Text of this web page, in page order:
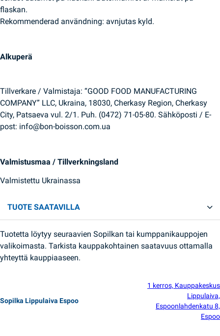
flaskan.
Rekommenderad användning: avnjutas kyld.
Alkuperä
Tillverkare / Valmistaja: “GOOD FOOD MANUFACTURING
COMPANY” LLC, Ukraina, 18030, Cherkasy Region, Cherkasy
City, Patsaeva vul. 2/1. Puh. (0472) 71-05-80. Sähköposti / E-
post: info@bon-boisson.com.ua
Valmistusmaa / Tillverkningsland
Valmistettu Ukrainassa
TUOTE SAATAVILLA
Tuotetta löytyy seuraavien Sopilkan tai kumppanikauppojen
valikoimasta. Tarkista kauppakohtainen saatavuus ottamalla
yhteyttä kauppiaaseen.
Sopilka Lippulaiva Espoo
1 kerros, Kauppakeskus
Lippulaiva,
Espoonlahdenkatu 8,
Espoo